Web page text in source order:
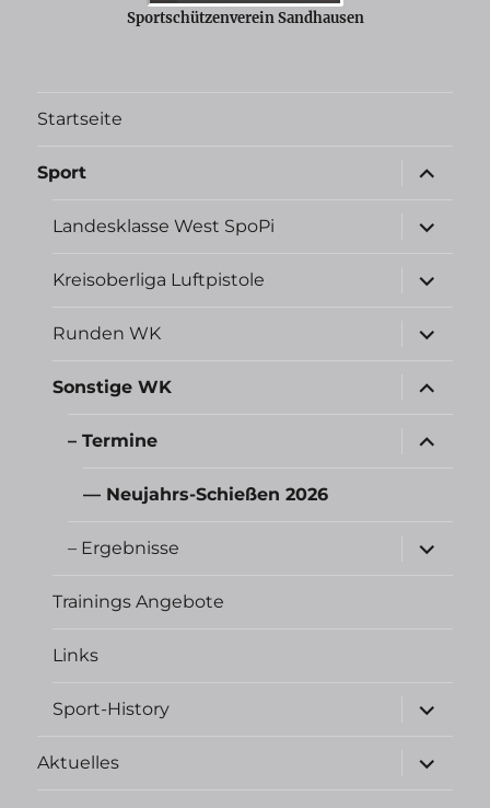
Sportschützenverein Sandhausen
Startseite
Sport
öffnen
Landesklasse West SpoPi
öffnen
Kreisoberliga Luftpistole
öffnen
Runden WK
öffnen
Sonstige WK
öffnen
– Termine
öffnen
— Neujahrs-Schießen 2026
– Ergebnisse
öffnen
Trainings Angebote
Links
Sport-History
öffnen
Aktuelles
öffnen